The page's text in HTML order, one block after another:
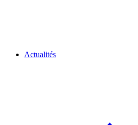
Actualités